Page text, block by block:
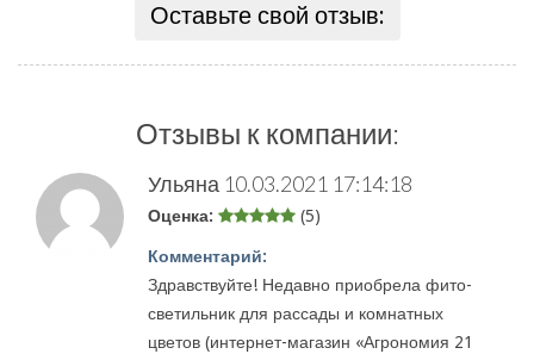
Оставьте свой отзыв:
Отзывы к компании:
Ульяна 10.03.2021 17:14:18
Оценка: (5)
Комментарий:
Здравствуйте! Недавно приобрела фито-
светильник для рассады и комнатных
цветов (интернет-магазин «Агрономия 21